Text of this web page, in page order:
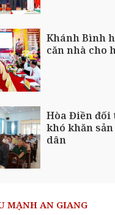
Khánh Bình
căn nhà cho
Hòa Điền đối
khó khăn
dân
MẠNH AN GIANG